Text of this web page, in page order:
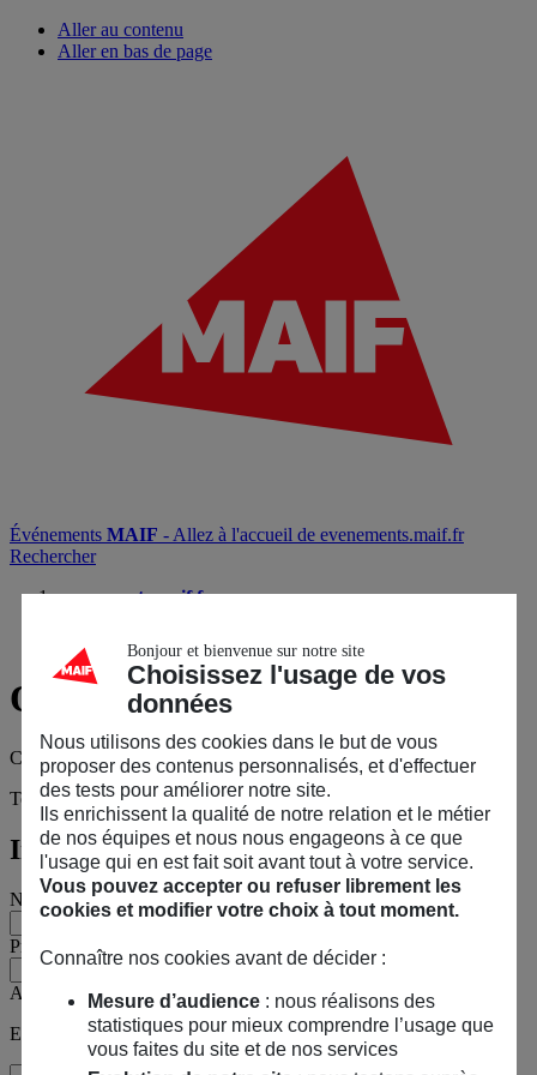
Aller au contenu
Aller en bas de page
Événements MAIF - Allez à l'accueil de evenements.maif.fr
Rechercher
evenements.maif.fr
Questions sur l’événement ?
Questionssur l’événement ?
Construire et rénover face au climat : les clés pour décider
Tous les champs sont obligatoires, sauf mention contraire.
Informations personnelles
Nom
Prénom
Adresse e-mail
Exemple : jean@maif.fr
Bonjour et bienvenue sur notre site
Choisissez l'usage de vos
données
Nous utilisons des cookies dans le but de vous
proposer des contenus personnalisés, et d'effectuer
des tests pour améliorer notre site.
Ils enrichissent la qualité de notre relation et le métier
de nos équipes et nous nous engageons à ce que
l'usage qui en est fait soit avant tout à votre service.
Vous pouvez accepter ou refuser librement les
cookies et modifier votre choix à tout moment.
Connaître nos cookies avant de décider :
Mesure d’audience: nous réalisons des
statistiques pour mieux comprendre l’usage que
vous faites du site et de nos services